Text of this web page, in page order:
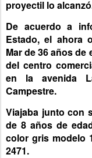
proyectil lo
De acuerdo a
Estado, el ahora
Mar de 36 años de
del centro
en la avenida
Campestre.
Viajaba junto con
de 8 años de
color gris modelo
2471.